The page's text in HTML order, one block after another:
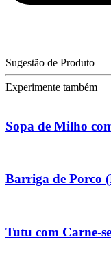
Sugestão de Produto
Experimente também
Sopa de Milho
Barriga de Porco
Tutu com Carne-